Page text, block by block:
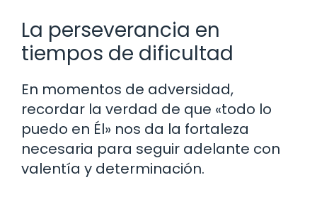
La perseverancia en
tiempos de dificultad
En momentos de adversidad,
recordar la verdad de que «todo lo
puedo en Él» nos da la fortaleza
necesaria para seguir adelante con
valentía y determinación.